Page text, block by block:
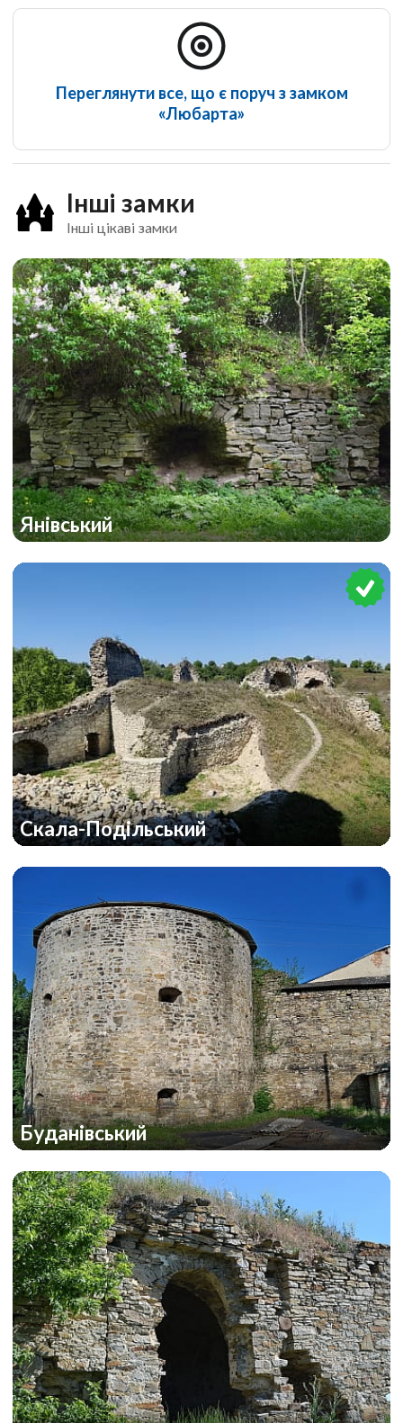
Переглянути все, що є поруч з замком
«Любарта»
Інші замки
Інші цікаві замки
Янівський
Скала-Подільський
Буданівський